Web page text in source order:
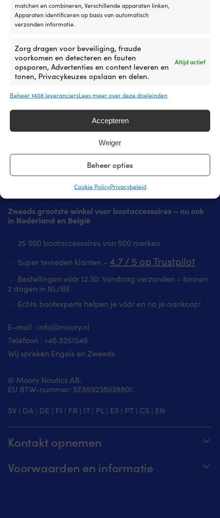
matchen en combineren, Verschillende apparaten linken,
Apparaten identificeren op basis van automatisch
verzonden informatie.
Zorg dragen voor beveiliging, fraude
voorkomen en detecteren en fouten
opsporen, Advertenties en content leveren en
tonen, Privacykeuzes opslaan en delen.
Altijd actief
Beheer 1408 leveranciersLees meer over deze doeleinden
Accepteren
Weiger
Beheer opties
Cookie PolicyPrivacybeleid
productpagina
De eenvoudigste prijsgarantie ter
Koop nu, vergelijk later.Onze prijsgarantie is
supereenvoudig: wij matchen prijzen van alle
winkels wereldwijd. Je kunt rustig je spullen nu
een andere winkel, dan passen wij de prijs
achteraf aan. Geen rare voorwaarden.
Zweeds grootste winkel voor bootaccessoires – nu ook
in Nederland en België
25 000 bootaccessoires van 500 merken
Super tevreden klanten – 4.7 / 5 op Trustpilot
Bestellingen vóór 12.30: Vandaag verzonden – binnen
2 dagen in NL/BE
Echte bootexperts helpen je vóór en na je aankoop!
E-mail : info@moory.nl
Telefoon : +46 8251546
Wij spreken Engels en Zweeds
© Moory Nautics AB.
EU BTW-nummer: SE559238939801.
SV | DA | DE | FI | FR | IT| PL | ES | PT| CS | EN
Kontakt opnemen
Voorwaarden en informatie